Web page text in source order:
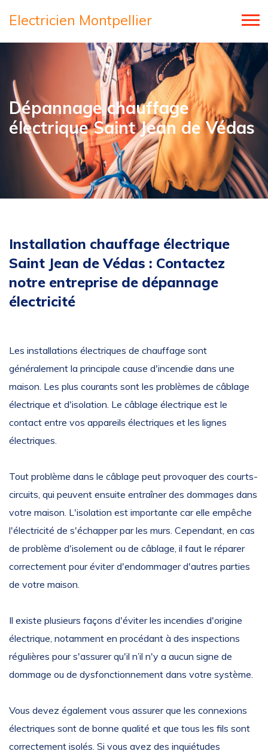
Electricien Montpellier
Dépannage chauffage
électrique Saint Jean de Védas
Installation chauffage électrique
Saint Jean de Védas : Contactez
notre entreprise de dépannage
électricité
Les installations électriques de chauffage sont
généralement la principale cause d'incendie dans une
maison. Les plus courants sont les problèmes de câblage
électrique et d'isolation. Le câblage électrique est le
contact entre vos appareils électriques et les lignes
électriques.
Tout problème dans le câblage peut provoquer des courts-
circuits, qui peuvent ensuite entraîner des dommages dans
votre maison. L'isolation est importante car elle empêche
l'électricité de s'échapper par les murs. Cependant, en cas
de problème d'isolement ou de câblage, il faut le réparer
correctement pour éviter d'endommager d'autres parties
de votre maison.
Il existe plusieurs façons d'éviter les incendies d'origine
électrique, notamment en procédant à des inspections
régulières pour s'assurer qu'il n’il n'y a aucun signe de
dommage ou de dysfonctionnement dans votre système.
Vous devez également vous assurer que les connexions
électriques sont de bonne qualité et que tous les fils sont
correctement isolés. Si vous avez des inquiétudes